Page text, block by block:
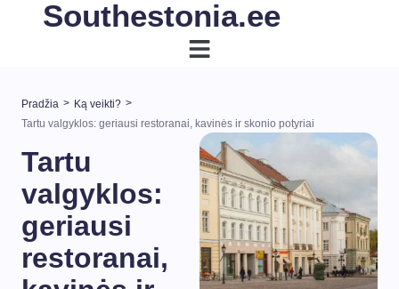
Southestonia.ee
Pradžia > Ką veikti? >
Tartu valgyklos: geriausi restoranai, kavinės ir skonio potyriai
Tartu
valgyklos:
geriausi
restoranai,